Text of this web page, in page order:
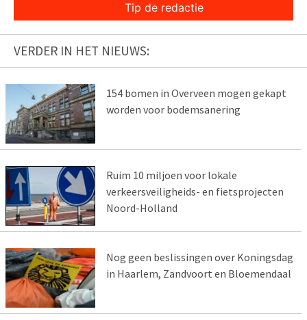
Tip de redactie
VERDER IN HET NIEUWS:
154 bomen in Overveen mogen gekapt
worden voor bodemsanering
Ruim 10 miljoen voor lokale
verkeersveiligheids- en fietsprojecten
Noord-Holland
Nog geen beslissingen over Koningsdag
in Haarlem, Zandvoort en Bloemendaal